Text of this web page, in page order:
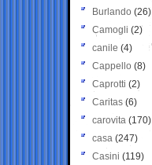
Burlando (26)
Camogli (2)
canile (4)
Cappello (8)
Caprotti (2)
Caritas (6)
carovita (170)
casa (247)
Casini (119)